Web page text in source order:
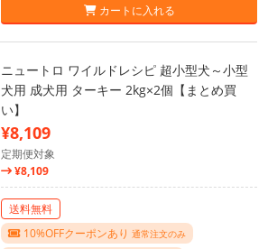
カートに入れる
ニュートロ ワイルドレシピ 超小型犬～小型
犬用 成犬用 ターキー 2kg×2個【まとめ買
い】
¥8,109
定期便対象
¥8,109
送料無料
10%OFFクーポンあり 通常注文のみ